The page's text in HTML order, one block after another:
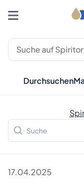
Durchsuchen
17.04.2025